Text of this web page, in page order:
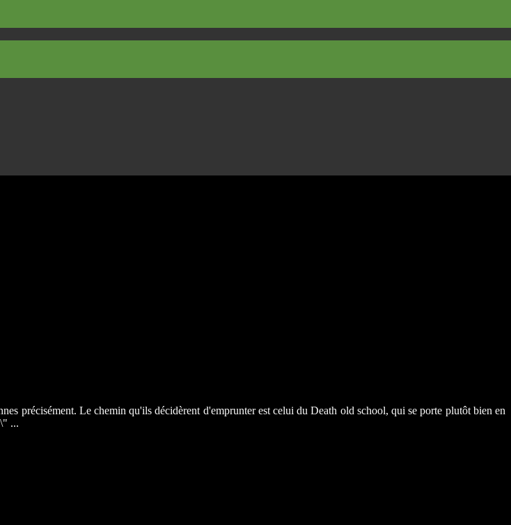
précisément. Le chemin qu'ils décidèrent d'emprunter est celui du Death old school, qui se porte plutôt bien en
...